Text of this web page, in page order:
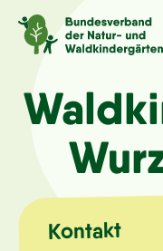
Sprache/Language
Aktuelles
Über uns
Kontakt